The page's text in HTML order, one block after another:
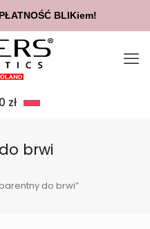
zł
brwi
do brwi”
BLIKiem!